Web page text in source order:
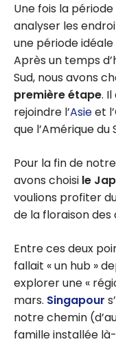
Une fois la
analyser les
une période
Après un temps
Sud, nous avons
première étape.
rejoindre l’Asieet
que l’Amérique du
Pour la fin de
avons choisi le
voulions profiter
de la floraison des
Entre ces deux
fallait « un hub »
explorer une «
mars. Singapour
notre chemin
famille installée